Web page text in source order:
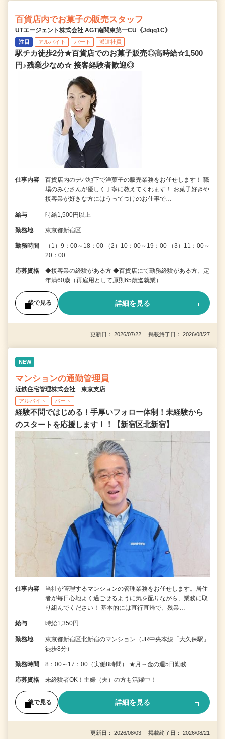
百貨店内でお菓子の販売スタッフ
UTエージェント株式会社 AGT南関東第一CU《Jdqq1C》
注目 アルバイト パート 派遣社員
駅チカ徒歩2分★百貨店でのお菓子販売◎高時給☆1,500
円♪残業少なめ☆ 接客経験者歓迎◎
仕事内容
百貨店内のデパ地下で洋菓子の販売業務をお任せします！ 職
場のみなさんが優しく丁寧に教えてくれます！ お菓子好きや
接客業が好きな方にはうってつけのお仕事で…
給与 時給1,500円以上
勤務地 東京都新宿区
勤務時間
（1）9：00～18：00 （2）10：00～19：00 （3）11：00～
20：00…
応募資格
◆接客業の経験がある方 ◆百貨店にて勤務経験がある方、定
年満60歳（再雇用として原則65歳迄就業）
後で見る 詳細を見る
更新日： 2026/07/22 掲載終了日： 2026/08/27
NEW
マンションの通勤管理員
近鉄住宅管理株式会社 東京支店
アルバイト パート
経験不問ではじめる！手厚いフォロー体制！未経験から
のスタートを応援します！！【新宿区北新宿】
仕事内容
当社が管理するマンションの管理業務をお任せします。居住
者が毎日心地よく過ごせるように気を配りながら、業務に取
り組んでください！ 基本的には直行直帰で、残業…
給与 時給1,350円
勤務地
東京都新宿区北新宿のマンション（JR中央本線「大久保駅」
徒歩8分）
勤務時間 8：00～17：00（実働8時間） ★月～金の週5日勤務
応募資格 未経験者OK！主婦（夫）の方も活躍中！
後で見る 詳細を見る
更新日： 2026/08/03 掲載終了日： 2026/08/21